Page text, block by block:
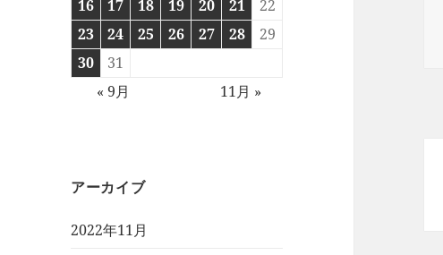
16
17 18 19 20 21
22
23
24 25 26 27 28
29
30
31
« 9月
11月 »
アーカイブ
2022年11月